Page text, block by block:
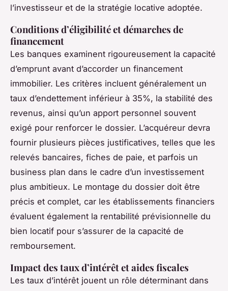
l’investisseur et de la stratégie locative adoptée.
Conditions d’éligibilité et démarches de
financement
Les banques examinent rigoureusement la capacité
d’emprunt avant d’accorder un financement
immobilier. Les critères incluent généralement un
taux d’endettement inférieur à 35%, la stabilité des
revenus, ainsi qu’un apport personnel souvent
exigé pour renforcer le dossier. L’acquéreur devra
fournir plusieurs pièces justificatives, telles que les
relevés bancaires, fiches de paie, et parfois un
business plan dans le cadre d’un investissement
plus ambitieux. Le montage du dossier doit être
précis et complet, car les établissements financiers
évaluent également la rentabilité prévisionnelle du
bien locatif pour s’assurer de la capacité de
remboursement.
Impact des taux d’intérêt et aides fiscales
Les taux d’intérêt jouent un rôle déterminant dans